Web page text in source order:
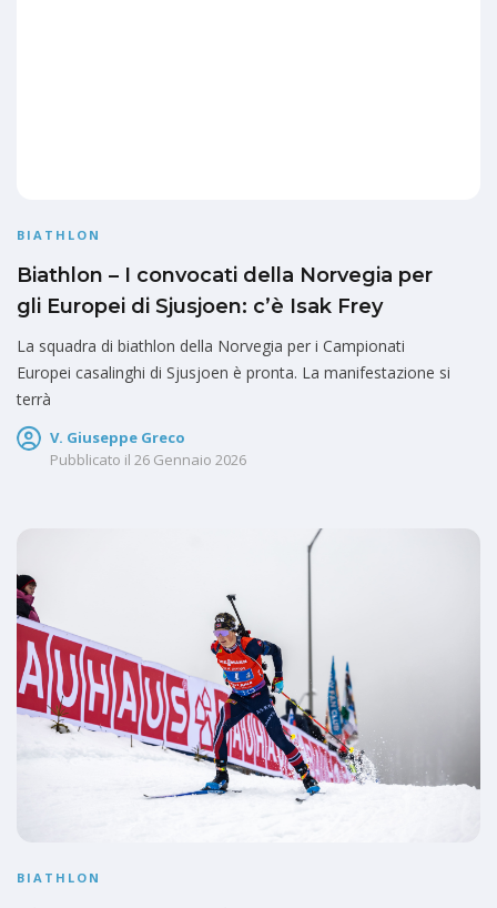
BIATHLON
Biathlon – I convocati della Norvegia per
gli Europei di Sjusjoen: c’è Isak Frey
La squadra di biathlon della Norvegia per i Campionati
Europei casalinghi di Sjusjoen è pronta. La manifestazione si
terrà
V. Giuseppe Greco
Pubblicato il 26 Gennaio 2026
BIATHLON